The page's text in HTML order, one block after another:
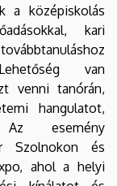
a középiskolás
kari
van
venni tanórán,
hangulatot,
esemény
Szolnokon és
ahol a helyi